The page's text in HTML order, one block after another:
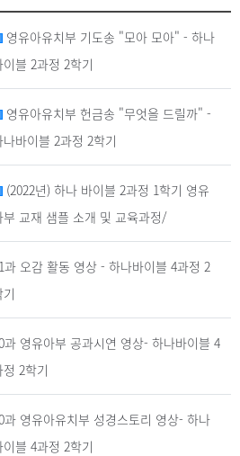
영유아유치부 기도송 "모아 모아" - 하나
이블 2과정 2학기
영유아유치부 헌금송 "무엇을 드릴까" -
나바이블 2과정 2학기
(2022년) 하나 바이블 2과정 1학기 영유
부 교재 샘플 소개 및 교육과정/
과 오감 활동 영상 - 하나바이블 4과정 2
기
과 영유아부 공과시연 영상- 하나바이블 4
정 2학기
과 영유아유치부 성경스토리 영상- 하나
이블 4과정 2학기